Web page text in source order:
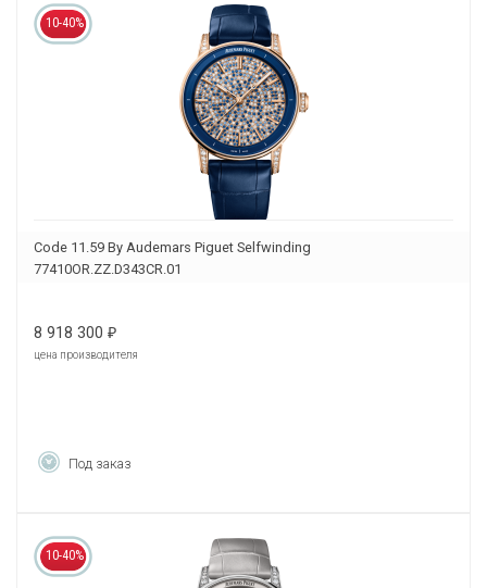
10-40%
Code 11.59 By Audemars Piguet Selfwinding
77410OR.ZZ.D343CR.01
8 918 300 ₽
цена производителя
Под заказ
10-40%